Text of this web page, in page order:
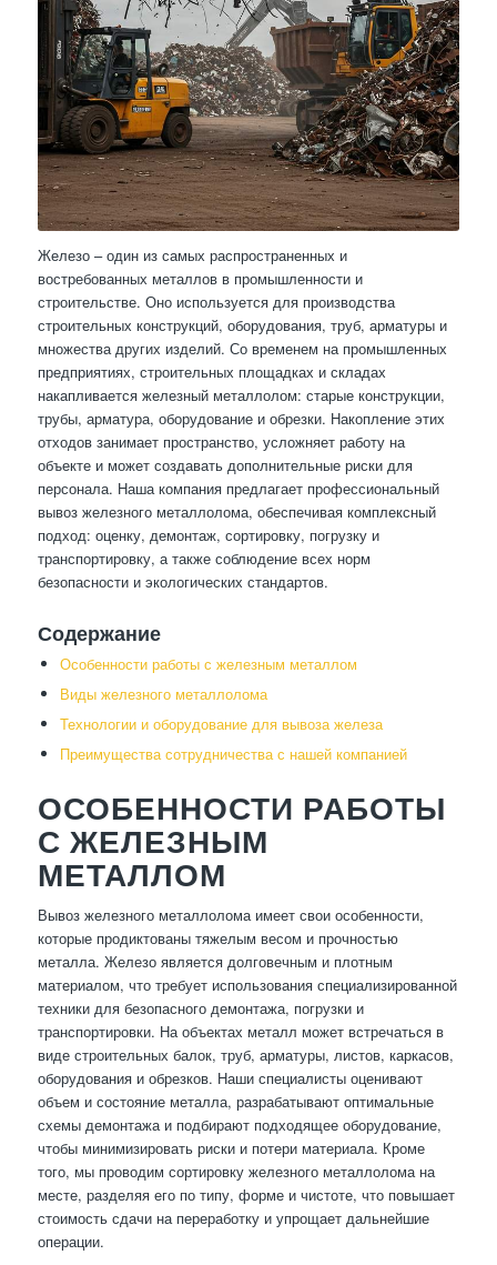
Железо – один из самых распространенных и
востребованных металлов в промышленности и
строительстве. Оно используется для производства
строительных конструкций, оборудования, труб, арматуры и
множества других изделий. Со временем на промышленных
предприятиях, строительных площадках и складах
накапливается железный металлолом: старые конструкции,
трубы, арматура, оборудование и обрезки. Накопление этих
отходов занимает пространство, усложняет работу на
объекте и может создавать дополнительные риски для
персонала. Наша компания предлагает профессиональный
вывоз железного металлолома, обеспечивая комплексный
подход: оценку, демонтаж, сортировку, погрузку и
транспортировку, а также соблюдение всех норм
безопасности и экологических стандартов.
Содержание
Особенности работы с железным металлом
Виды железного металлолома
Технологии и оборудование для вывоза железа
Преимущества сотрудничества с нашей компанией
ОСОБЕННОСТИ РАБОТЫ
С ЖЕЛЕЗНЫМ
МЕТАЛЛОМ
Вывоз железного металлолома имеет свои особенности,
которые продиктованы тяжелым весом и прочностью
металла. Железо является долговечным и плотным
материалом, что требует использования специализированной
техники для безопасного демонтажа, погрузки и
транспортировки. На объектах металл может встречаться в
виде строительных балок, труб, арматуры, листов, каркасов,
оборудования и обрезков. Наши специалисты оценивают
объем и состояние металла, разрабатывают оптимальные
схемы демонтажа и подбирают подходящее оборудование,
чтобы минимизировать риски и потери материала. Кроме
того, мы проводим сортировку железного металлолома на
месте, разделяя его по типу, форме и чистоте, что повышает
стоимость сдачи на переработку и упрощает дальнейшие
операции.